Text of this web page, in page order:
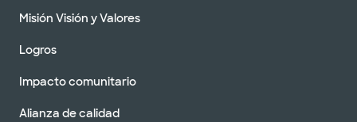
Misión Visión y Valores
Logros
Impacto comunitario
Alianza de calidad